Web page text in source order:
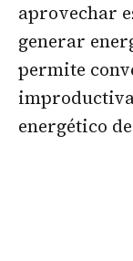
aprovechar
generar
permite
energético